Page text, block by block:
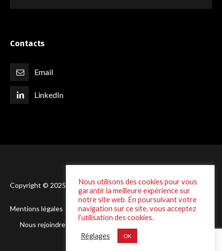
Contacts
Email
LinkedIn
Copyright © 2025 Laffineur - Conception :DSI One
Mentions légales
Politique de Confidentialité
Nous rejoindre
Nous utilisons des cookies pour vous
garantir la meilleure expérience sur
notre site web. En poursuivant votre
navigation sur ce site, vous acceptez
l’utilisation des cookies.
Réglages OK